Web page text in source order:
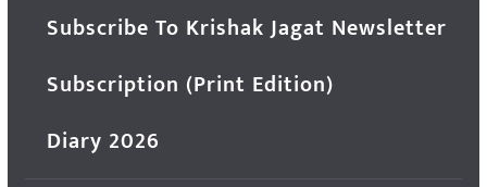
Subscribe To Krishak Jagat Newsletter
Subscription (Print Edition)
Diary 2026